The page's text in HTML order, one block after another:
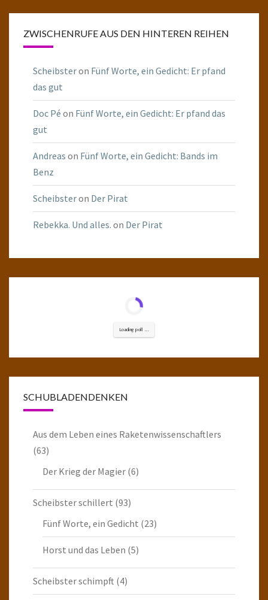
ZWISCHENRUFE AUS DEN HINTEREN REIHEN
Scheibsteron Fünf Worte, ein Gedicht: Er pfand
das gut
Doc Pé on Fünf Worte, ein Gedicht: Er pfand das
gut
Andreas on Fünf Worte, ein Gedicht: Bands im
Benz
Scheibsteron Der Pirat
Rebekka. Und alles. on Der Pirat
Loading poll ...
SCHUBLADENDENKEN
Aus dem Leben eines Raketenwissenschaftlers
(63)
Der Krieg der Magier (6)
Scheibster schillert (93)
Fünf Worte, ein Gedicht (23)
Horst und das Leben (5)
Scheibster schimpft (4)